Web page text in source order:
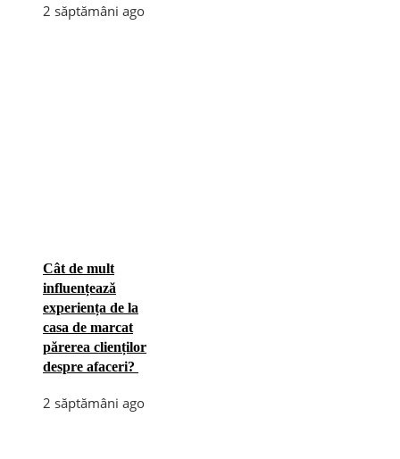
2 săptămâni ago
Cât de mult
influențează
experiența de la
casa de marcat
părerea clienților
despre afaceri?
2 săptămâni ago